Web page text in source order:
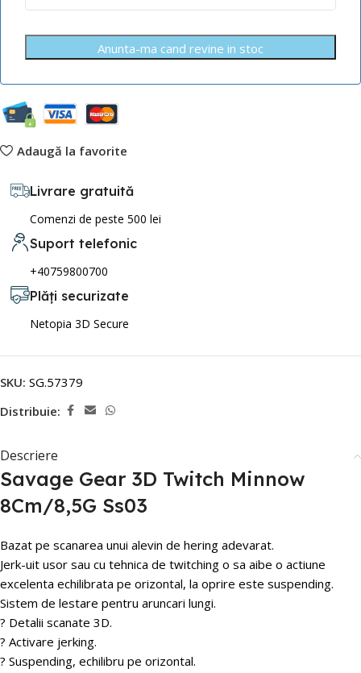
Anunta-ma cand revine in stoc
Adaugă la favorite
Livrare gratuită
Comenzi de peste 500 lei
Suport telefonic
+40759800700
Plăți securizate
Netopia 3D Secure
SKU: SG.57379
Distribuie:
Descriere
Savage Gear 3D Twitch Minnow
8Cm/8,5G Ss03
Bazat pe scanarea unui alevin de hering adevarat.
Jerk-uit usor sau cu tehnica de twitching o sa aibe o actiune
excelenta echilibrata pe orizontal, la oprire este suspending.
Sistem de lestare pentru aruncari lungi.
? Detalii scanate 3D.
? Activare jerking.
? Suspending, echilibru pe orizontal.